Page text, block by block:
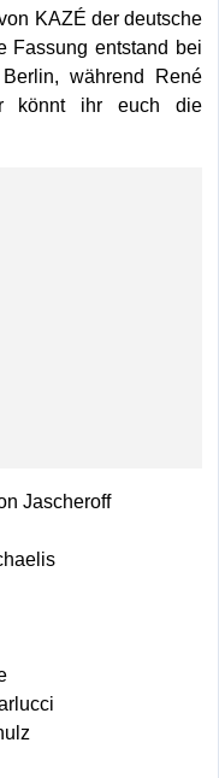
KAZÉ der deutsche
Fassung entstand bei
während René
könnt ihr euch die
Jascheroff